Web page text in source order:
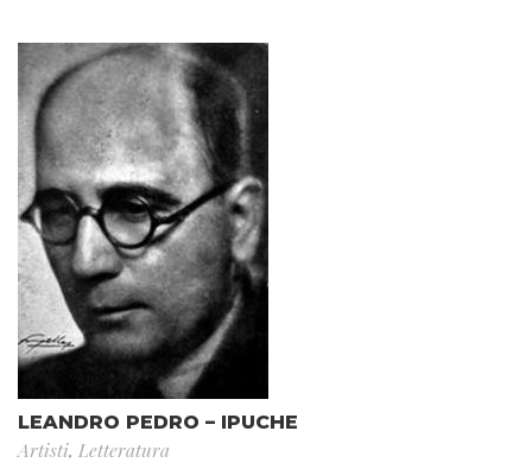
LEANDRO PEDRO – IPUCHE
Artisti, Letteratura